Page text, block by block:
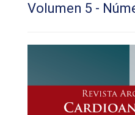
Volumen 5 -